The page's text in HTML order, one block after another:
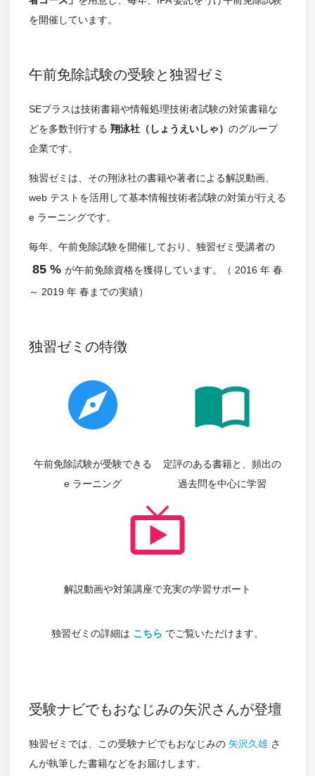
を開催しています。
午前免除試験の受験と独習ゼミ
SEプラスは技術書籍や情報処理技術者試験の対策書籍な
どを多数刊行する 翔泳社（しょうえいしゃ） のグループ
企業です。
独習ゼミは、その翔泳社の書籍や著者による解説動画、
web テストを活用して基本情報技術者試験の対策が行える
e ラーニングです。
毎年、午前免除試験を開催しており、独習ゼミ受講者の
85 % が午前免除資格を獲得しています。（ 2016 年 春
～ 2019 年 春までの実績）
独習ゼミの特徴
explore
午前免除試験が受験できる
e ラーニング
import_contacts
定評のある書籍と、頻出の
過去問を中心に学習
live_tv
解説動画や対策講座で充実の学習サポート
独習ゼミの詳細は こちら でご覧いただけます。
受験ナビでもおなじみの矢沢さんが登壇
独習ゼミでは、この受験ナビでもおなじみの 矢沢久雄さ
んが執筆した書籍などをお届けします。